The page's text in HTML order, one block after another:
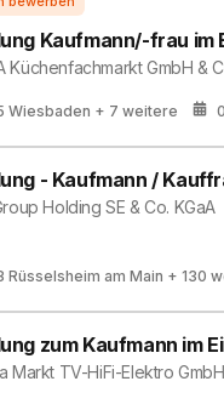
Kaufmann/-frau im
Küchenfachmarkt GmbH &
Wiesbaden + 7 weitere
- Kaufmann /
Holding SE & Co. KGaA
Rüsselsheim am Main + 130
zum Kaufmann im
Markt TV-HiFi-Elektro